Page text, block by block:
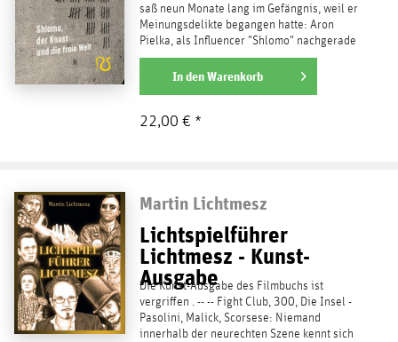
saß neun Monate lang im Gefängnis, weil er
Meinungsdelikte begangen hatte: Aron
Pielka, als Influencer "Shlomo" nachgerade
berühmt , hat...
weiterlesen
In denWarenkorb
22,00 € *
Martin Lichtmesz
Lichtspielführer
Lichtmesz - Kunst-
Ausgabe
Die Kunst-Ausgabe des Filmbuchs ist
vergriffen . -- -- Fight Club, 300, Die Insel -
Pasolini, Malick, Scorsese: Niemand
innerhalb der neurechten Szene kennt sich